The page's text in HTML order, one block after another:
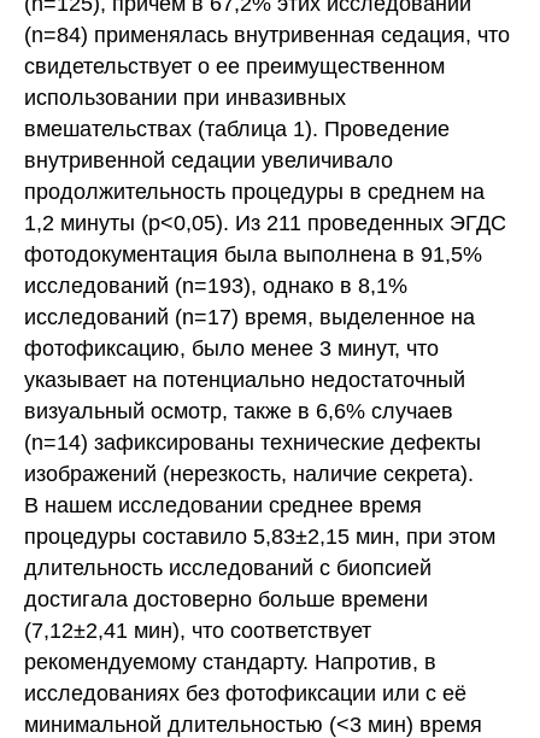
(n=84) применялась внутривенная седация, что
свидетельствует о ее преимущественном
использовании при инвазивных
вмешательствах (таблица 1). Проведение
внутривенной седации увеличивало
продолжительность процедуры в среднем на
1,2 минуты (p<0,05). Из 211 проведенных ЭГДС
фотодокументация была выполнена в 91,5%
исследований (n=193), однако в 8,1%
исследований (n=17) время, выделенное на
фотофиксацию, было менее 3 минут, что
указывает на потенциально недостаточный
визуальный осмотр, также в 6,6% случаев
(n=14) зафиксированы технические дефекты
изображений (нерезкость, наличие секрета).
В нашем исследовании среднее время
процедуры составило 5,83±2,15 мин, при этом
длительность исследований с биопсией
достигала достоверно больше времени
(7,12±2,41 мин), что соответствует
рекомендуемому стандарту. Напротив, в
исследованиях без фотофиксации или с её
минимальной длительностью (<3 мин) время